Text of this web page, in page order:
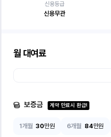
신용등급
신용무관
월 대여료
보증금 계약 만료시 환급!
1개월 30만원 6개월 84만원